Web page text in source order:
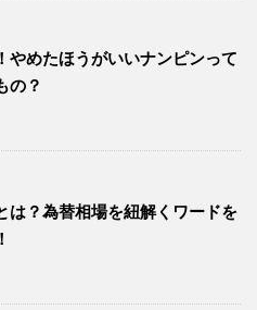
やめたほうがいいナンピンって
の？
は？為替相場を紐解くワードを